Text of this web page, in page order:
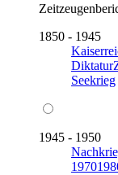
1850 - 1945
Diktatur
Seekrieg
1945 - 1950
1970